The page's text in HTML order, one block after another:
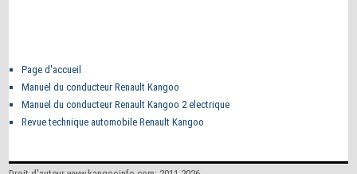
Page d'accueil
Manuel du conducteur Renault Kangoo
Manuel du conducteur Renault Kangoo 2 electrique
Revue technique automobile Renault Kangoo